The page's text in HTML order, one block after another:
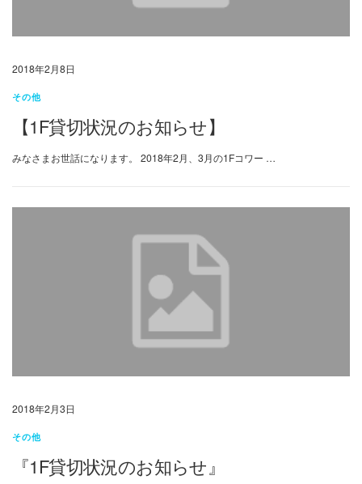
2018年2月8日
その他
【1F貸切状況のお知らせ】
みなさまお世話になります。 2018年2月、3月の1Fコワー …
2018年2月3日
その他
『1F貸切状況のお知らせ』